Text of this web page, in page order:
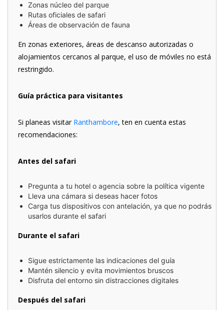
Zonas núcleo del parque
Rutas oficiales de safari
Áreas de observación de fauna
En zonas exteriores, áreas de descanso autorizadas o
alojamientos cercanos al parque, el uso de móviles no está
restringido.
Guía práctica para visitantes
Si planeas visitar Ranthambore, ten en cuenta estas
recomendaciones:
Antes del safari
Pregunta a tu hotel o agencia sobre la política vigente
Lleva una cámara si deseas hacer fotos
Carga tus dispositivos con antelación, ya que no podrás
usarlos durante el safari
Durante el safari
Sigue estrictamente las indicaciones del guía
Mantén silencio y evita movimientos bruscos
Disfruta del entorno sin distracciones digitales
Después del safari